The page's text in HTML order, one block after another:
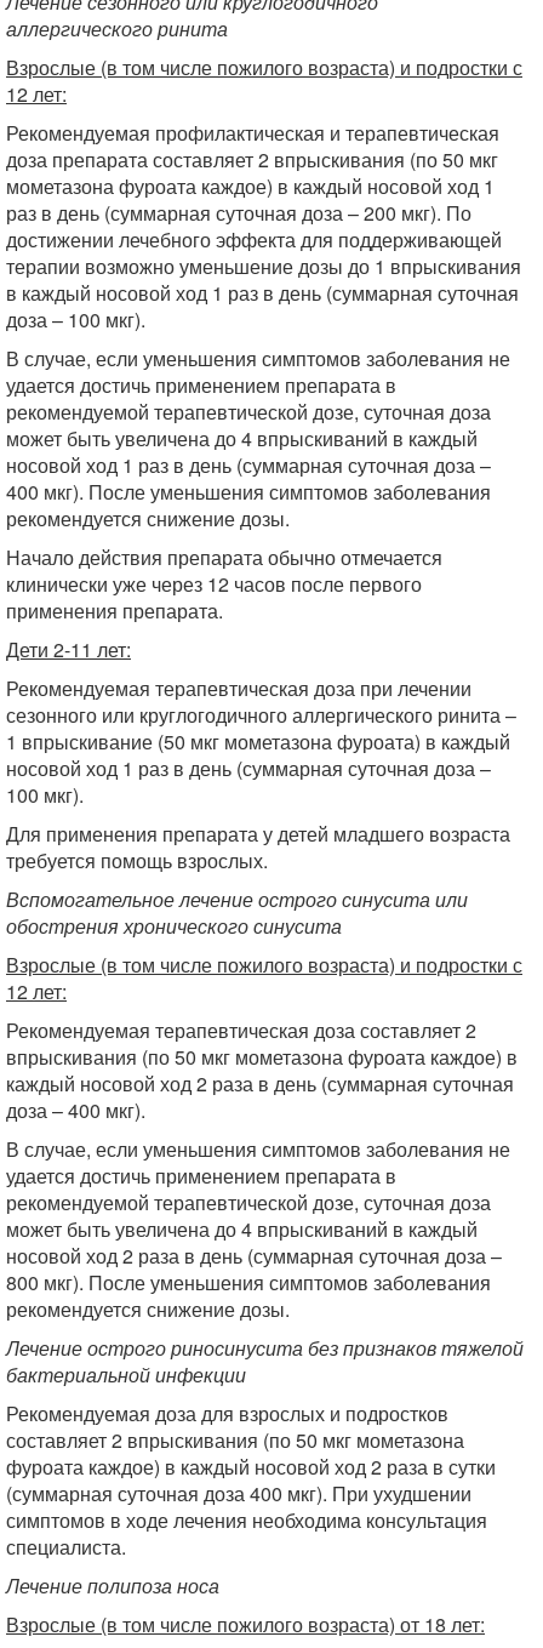
аллергического ринита
Взрослые (в том числе пожилого возраста) и подростки с
12 лет:
Рекомендуемая профилактическая и терапевтическая
доза препарата составляет 2 впрыскивания (по 50 мкг
мометазона фуроата каждое) в каждый носовой ход 1
раз в день (суммарная суточная доза – 200 мкг). По
достижении лечебного эффекта для поддерживающей
терапии возможно уменьшение дозы до 1 впрыскивания
в каждый носовой ход 1 раз в день (суммарная суточная
доза – 100 мкг).
В случае, если уменьшения симптомов заболевания не
удается достичь применением препарата в
рекомендуемой терапевтической дозе, суточная доза
может быть увеличена до 4 впрыскиваний в каждый
носовой ход 1 раз в день (суммарная суточная доза –
400 мкг). После уменьшения симптомов заболевания
рекомендуется снижение дозы.
Начало действия препарата обычно отмечается
клинически уже через 12 часов после первого
применения препарата.
Дети 2-11 лет:
Рекомендуемая терапевтическая доза при лечении
сезонного или круглогодичного аллергического ринита –
1 впрыскивание (50 мкг мометазона фуроата) в каждый
носовой ход 1 раз в день (суммарная суточная доза –
100 мкг).
Для применения препарата у детей младшего возраста
требуется помощь взрослых.
Вспомогательное лечение острого синусита или
обострения хронического синусита
Взрослые (в том числе пожилого возраста) и подростки с
12 лет:
Рекомендуемая терапевтическая доза составляет 2
впрыскивания (по 50 мкг мометазона фуроата каждое) в
каждый носовой ход 2 раза в день (суммарная суточная
доза – 400 мкг).
В случае, если уменьшения симптомов заболевания не
удается достичь применением препарата в
рекомендуемой терапевтической дозе, суточная доза
может быть увеличена до 4 впрыскиваний в каждый
носовой ход 2 раза в день (суммарная суточная доза –
800 мкг). После уменьшения симптомов заболевания
рекомендуется снижение дозы.
Лечение острого риносинусита без признаков тяжелой
бактериальной инфекции
Рекомендуемая доза для взрослых и подростков
составляет 2 впрыскивания (по 50 мкг мометазона
фуроата каждое) в каждый носовой ход 2 раза в сутки
(суммарная суточная доза 400 мкг). При ухудшении
симптомов в ходе лечения необходима консультация
специалиста.
Лечение полипоза носа
Взрослые (в том числе пожилого возраста) от 18 лет: